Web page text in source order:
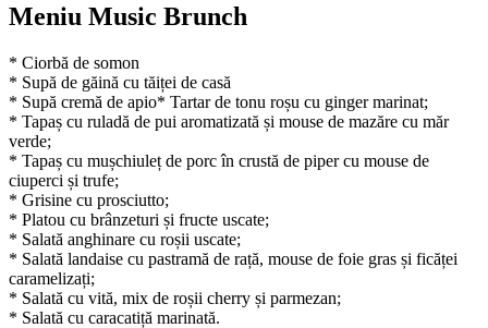
Meniu Music Brunch
* Ciorbă de somon
* Supă de găină cu tăiței de casă
* Supă cremă de apio* Tartar de tonu roșu cu ginger marinat;
* Tapaș cu ruladă de pui aromatizată și mouse de mazăre cu măr
verde;
* Tapaș cu mușchiuleț de porc în crustă de piper cu mouse de
ciuperci și trufe;
* Grisine cu prosciutto;
* Platou cu brânzeturi și fructe uscate;
* Salată anghinare cu roșii uscate;
* Salată landaise cu pastramă de rață, mouse de foie gras și ficăței
caramelizați;
* Salată cu vită, mix de roșii cherry și parmezan;
* Salată cu caracatiță marinată.